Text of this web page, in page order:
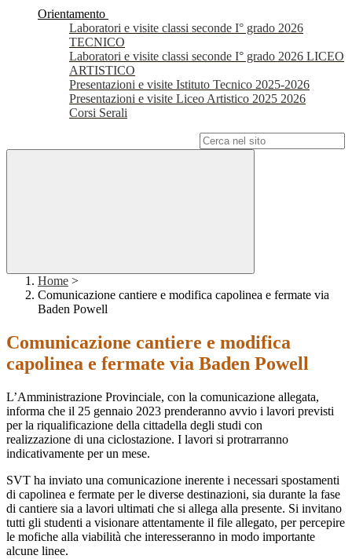
Orientamento
Laboratori e visite classi seconde I° grado 2026
TECNICO
Laboratori e visite classi seconde I° grado 2026 LICEO
ARTISTICO
Presentazioni e visite Istituto Tecnico 2025-2026
Presentazioni e visite Liceo Artistico 2025 2026
Corsi Serali
Home >
Comunicazione cantiere e modifica capolinea e fermate via
Baden Powell
Comunicazione cantiere e modifica
capolinea e fermate via Baden Powell
L’Amministrazione Provinciale, con la comunicazione allegata,
informa che il 25 gennaio 2023 prenderanno avvio i lavori previsti
per la riqualificazione della cittadella degli studi con
realizzazione di una ciclostazione. I lavori si protrarranno
indicativamente per un mese.
SVT ha inviato una comunicazione inerente i necessari spostamenti
di capolinea e fermate per le diverse destinazioni, sia durante la fase
di cantiere sia a lavori ultimati che si allega alla presente. Si invitano
tutti gli studenti a visionare attentamente il file allegato, per percepire
le mofiche alla viabilità che interesseranno in modo importante
alcune linee.